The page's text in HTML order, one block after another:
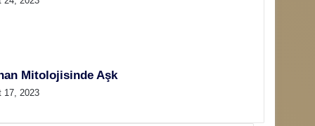
Mitolojisinde Aşk
17, 2023